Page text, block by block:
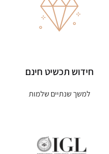
חידוש תכשיט חינם
למשך שנתיים שלמות